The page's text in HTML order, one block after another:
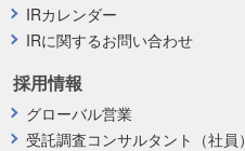
採用情報
グローバル営業
受託調査コンサルタント（社員）
IRカレンダー
IRに関するお問い合わせ